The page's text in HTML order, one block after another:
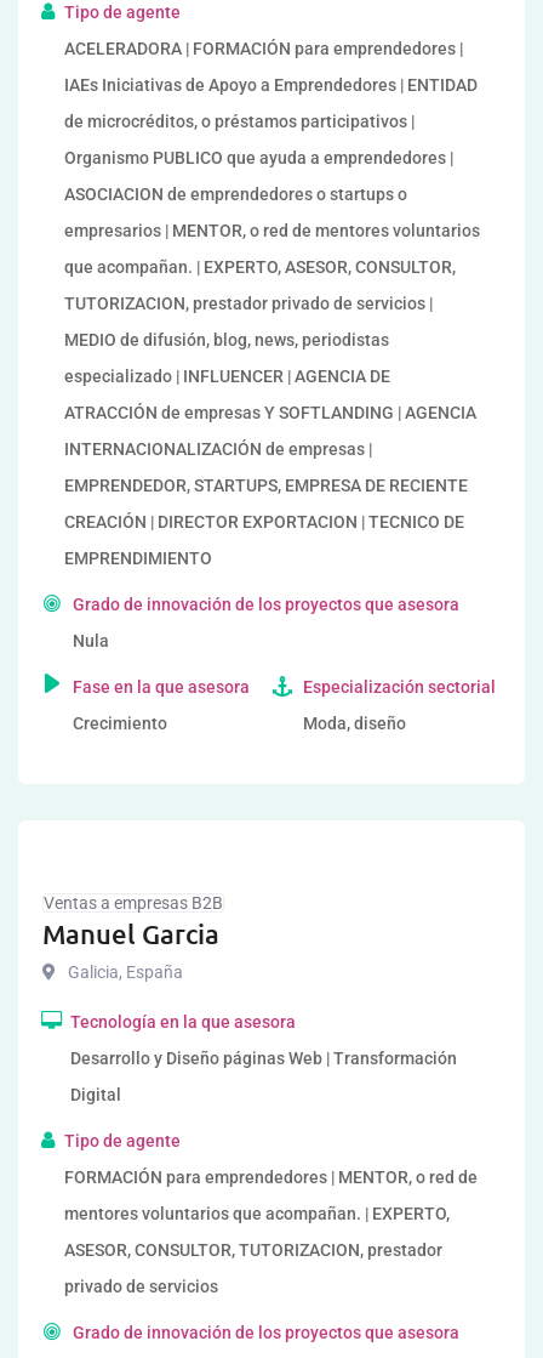
Tipo de agente
ACELERADORA | FORMACIÓN para emprendedores |
IAEs Iniciativas de Apoyo a Emprendedores | ENTIDAD
de microcréditos, o préstamos participativos |
Organismo PUBLICO que ayuda a emprendedores |
ASOCIACION de emprendedores o startups o
empresarios | MENTOR, o red de mentores voluntarios
que acompañan. | EXPERTO, ASESOR, CONSULTOR,
TUTORIZACION, prestador privado de servicios |
MEDIO de difusión, blog, news, periodistas
especializado | INFLUENCER | AGENCIA DE
ATRACCIÓN de empresas Y SOFTLANDING | AGENCIA
INTERNACIONALIZACIÓN de empresas |
EMPRENDEDOR, STARTUPS, EMPRESA DE RECIENTE
CREACIÓN | DIRECTOR EXPORTACION | TECNICO DE
EMPRENDIMIENTO
Grado de innovación de los proyectos que asesora
Nula
Fase en la que asesora
Crecimiento
Especialización sectorial
Moda, diseño
Ventas a empresas B2B
Manuel Garcia
Galicia, España
Tecnología en la que asesora
Desarrollo y Diseño páginas Web | Transformación
Digital
Tipo de agente
FORMACIÓN para emprendedores | MENTOR, o red de
mentores voluntarios que acompañan. | EXPERTO,
ASESOR, CONSULTOR, TUTORIZACION, prestador
privado de servicios
Grado de innovación de los proyectos que asesora